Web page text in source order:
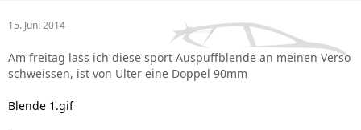
15. Juni 2014
Am freitag lass ich diese sport Auspuffblende an meinen Verso
schweissen, ist von Ulter eine Doppel 90mm
Blende 1.gif